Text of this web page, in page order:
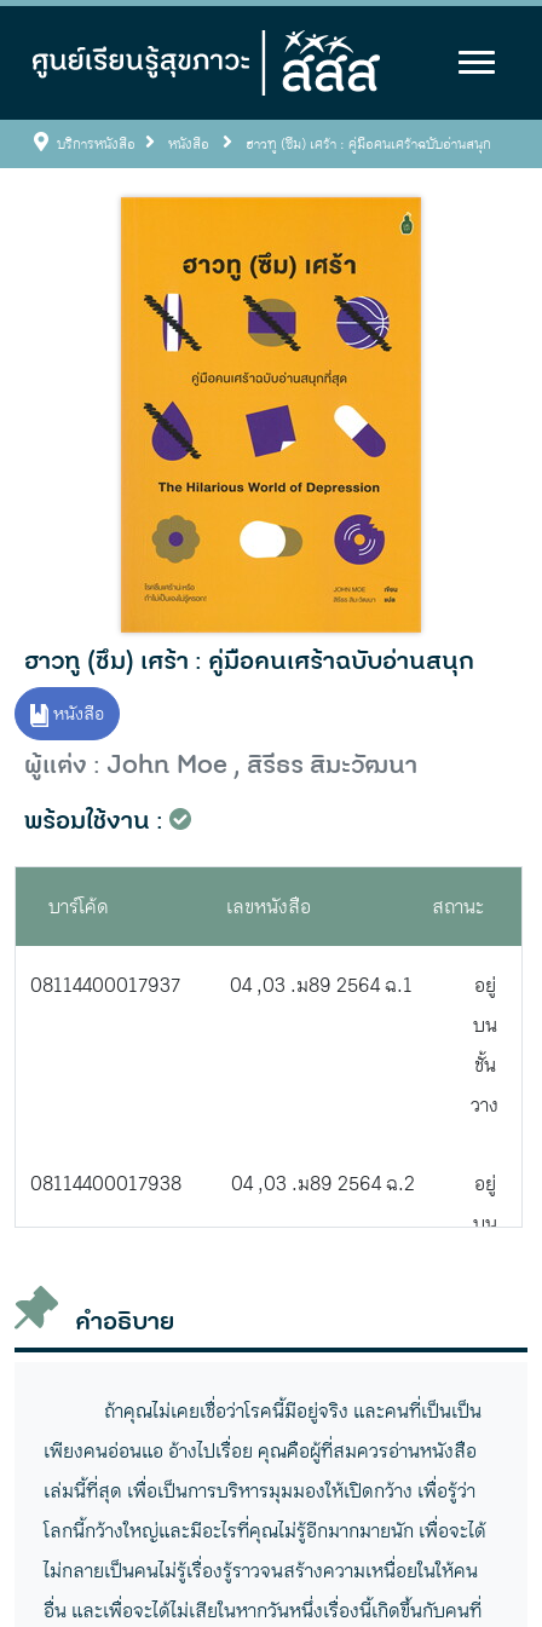
บริการหนังสือ หนังสือ ฮาวทู (ซึม) เศร้า : คู่มือคนเศร้าฉบับอ่านสนุก
ฮาวทู (ซึม) เศร้า : คู่มือคนเศร้าฉบับอ่านสนุก
หนังสือ
ผู้แต่ง : John Moe , สิรีธร สิมะวัฒนา
พร้อมใช้งาน :
บาร์โค้ด เลขหนังสือ สถานะ
08114400017937 04 ,03 .ม89 2564 ฉ.1
อยู่
บน
ชั้น
วาง
08114400017938 04 ,03 .ม89 2564 ฉ.2
อยู่
บน
คำอธิบาย
ถ้าคุณไม่เคยเชื่อว่าโรคนี้มีอยู่จริง และคนที่เป็นเป็น
เพียงคนอ่อนแอ อ้างไปเรื่อย คุณคือผู้ที่สมควรอ่านหนังสือ
เล่มนี้ที่สุด เพื่อเป็นการบริหารมุมมองให้เปิดกว้าง เพื่อรู้ว่า
โลกนี้กว้างใหญ่และมีอะไรที่คุณไม่รู้อีกมากมายนัก เพื่อจะได้
ไม่กลายเป็นคนไม่รู้เรื่องรู้ราวจนสร้างความเหนื่อยในให้คน
อื่น และเพื่อจะได้ไม่เสียในหากวันหนึ่งเรื่องนี้เกิดขึ้นกับคนที่